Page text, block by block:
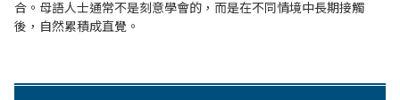
合。母語人士通常不是刻意學會的，而是在不同情境中長期接觸
後，自然累積成直覺。